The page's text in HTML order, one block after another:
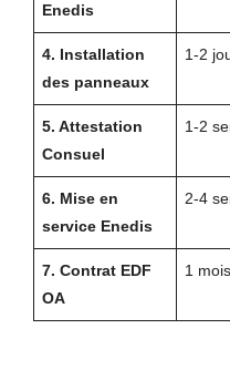
Enedis
4. Installation
des panneaux
1-2
5. Attestation
Consuel
1-2
6. Mise en
service Enedis
2-4
7. Contrat EDF
OA
1 mois